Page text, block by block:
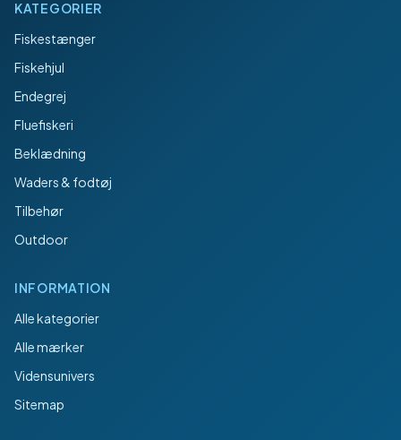
KATEGORIER
Fiskestænger
Fiskehjul
Endegrej
Fluefiskeri
Beklædning
Waders & fodtøj
Tilbehør
Outdoor
INFORMATION
Alle kategorier
Alle mærker
Vidensunivers
Sitemap